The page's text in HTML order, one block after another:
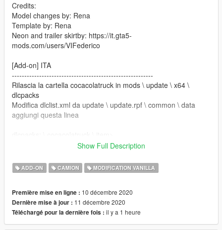
Credits:
Model changes by: Rena
Template by: Rena
Neon and trailer skirtby: https://it.gta5-
mods.com/users/VIFederico
[Add-on] ITA
---------------------------------------------------------
Rilascia la cartella cocacolatruck in mods \ update \ x64 \
dlcpacks
Modifica dlclist.xml da update \ update.rpf \ common \ data
aggiungi questa linea
Nome di Spawn: phantomcola - trailerscola
[Add-On] ENG
---------------------------------------------------------
Drop the cocacolatruck folder into mods \ update \ x64 \
dlcpacks
Show Full Description
ADD-ON CAMION MODIFICATION VANILLA
Première mise en ligne : 10 décembre 2020
Dernière mise à jour : 11 décembre 2020
Téléchargé pour la dernière fois : il y a 1 heure